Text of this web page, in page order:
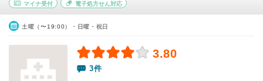
マイナ受付 電子処方せん対応
土曜（〜19:00）・日曜・祝日
3.80
3件